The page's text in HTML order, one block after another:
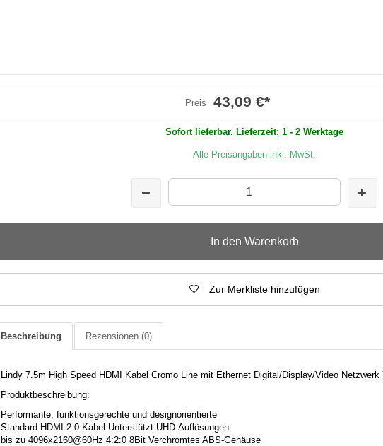
Preis 43,09 €*
Sofort lieferbar. Lieferzeit: 1 - 2 Werktage
Alle Preisangaben inkl. MwSt.
In den Warenkorb
Zur Merkliste hinzufügen
Beschreibung Rezensionen (0)
Lindy 7.5m High Speed HDMI Kabel Cromo Line mit Ethernet Digital/Display/Video Netzwerk
Produktbeschreibung:
Performante, funktionsgerechte und designorientierte
Standard HDMI 2.0 Kabel Unterstützt UHD-Auflösungen
bis zu 4096x2160@60Hz 4:2:0 8Bit Verchromtes ABS-Gehäuse